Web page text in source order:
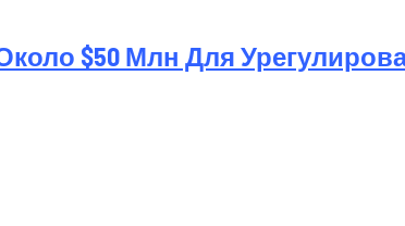
$50 Млн Для